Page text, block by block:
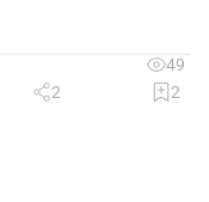
49
2 2